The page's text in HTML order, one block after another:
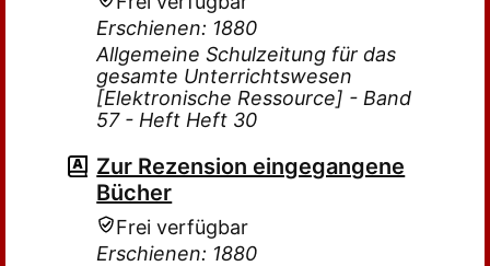
Erschienen: 1880
Allgemeine Schulzeitung für das
gesamte Unterrichtswesen
[Elektronische Ressource] - Band
57 - Heft Heft 30
Zur Rezension eingegangene
Bücher
Frei verfügbar
Erschienen: 1880